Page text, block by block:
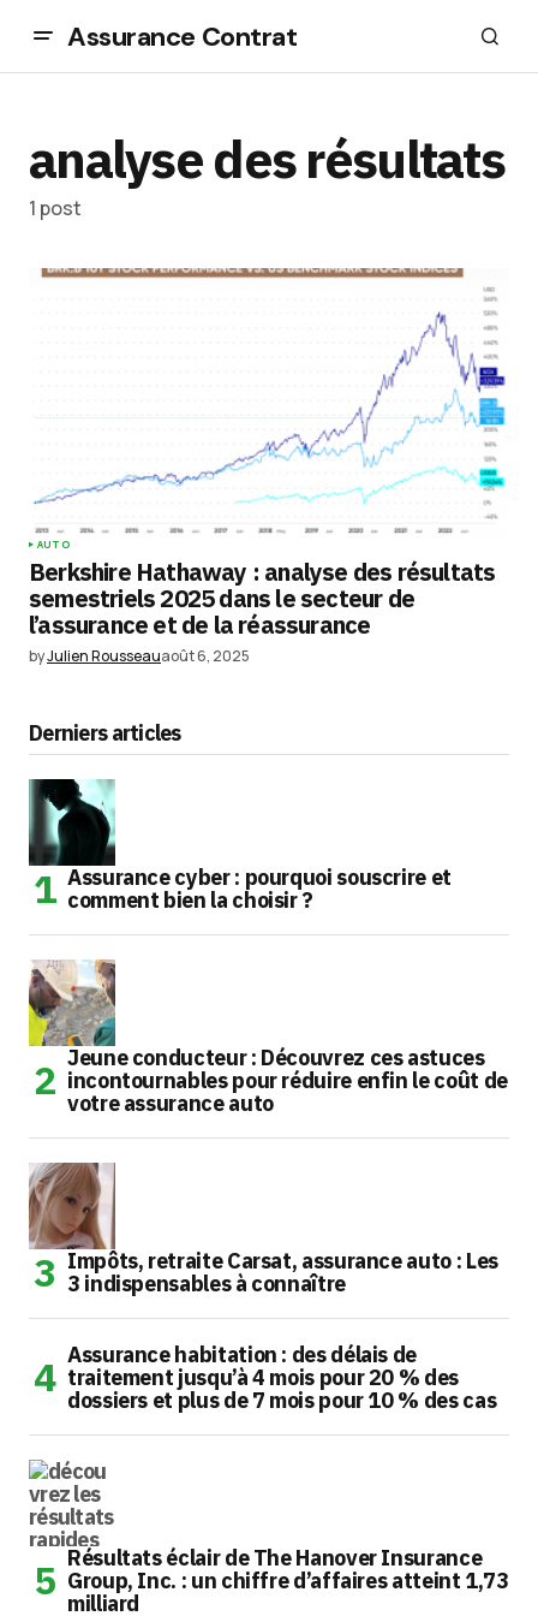
Assurance Contrat
analyse des résultats
1 post
AUTO
Berkshire Hathaway : analyse des résultats
semestriels 2025 dans le secteur de
l’assurance et de la réassurance
byJulien Rousseauaoût 6, 2025
Derniers articles
Assurance cyber : pourquoi souscrire et
comment bien la choisir ?
Jeune conducteur : Découvrez ces astuces
incontournables pour réduire enfin le coût de
votre assurance auto
Impôts, retraite Carsat, assurance auto : Les
3 indispensables à connaître
Assurance habitation : des délais de
traitement jusqu’à 4 mois pour 20 % des
dossiers et plus de 7 mois pour 10 % des cas
Résultats éclair de The Hanover Insurance
Group, Inc. : un chiffre d’affaires atteint 1,73
milliard